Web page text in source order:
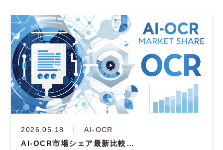
2026.05.18 AI-OCR
AI-OCR市場シェア最新比較｜導入企業が選ぶ人気製品と成功のポイント